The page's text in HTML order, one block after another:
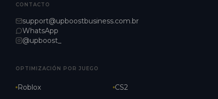
CONTACTO
support@upboostbusiness.com.br
WhatsApp
@upboost_
OPTIMIZACIÓN POR JUEGO
Roblox
CS2